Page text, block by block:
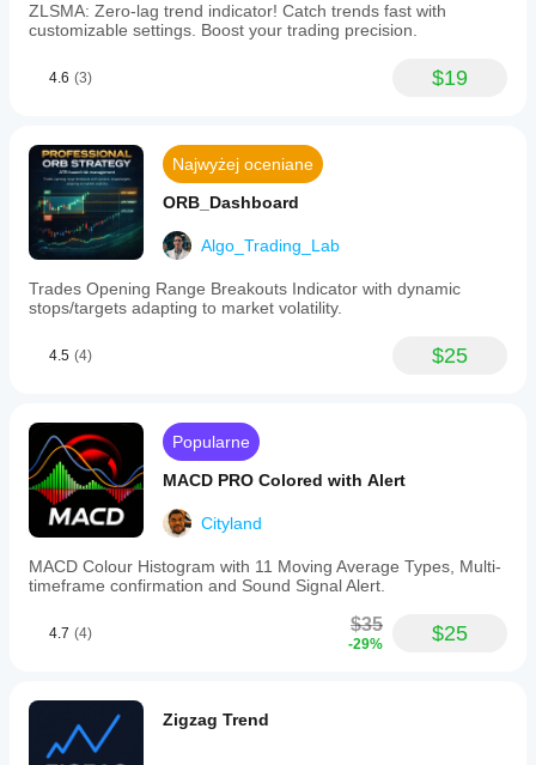
ZLSMA: Zero-lag trend indicator! Catch trends fast with
customizable settings. Boost your trading precision.
4.6 (3) $19
Najwyżej oceniane
ORB_Dashboard
Algo_Trading_Lab
Trades Opening Range Breakouts Indicator with dynamic
stops/targets adapting to market volatility.
4.5 (4) $25
Popularne
MACD PRO Colored with Alert
Cityland
MACD Colour Histogram with 11 Moving Average Types, Multi-
timeframe confirmation and Sound Signal Alert.
4.7 (4) $35
-29% $25
Zigzag Trend